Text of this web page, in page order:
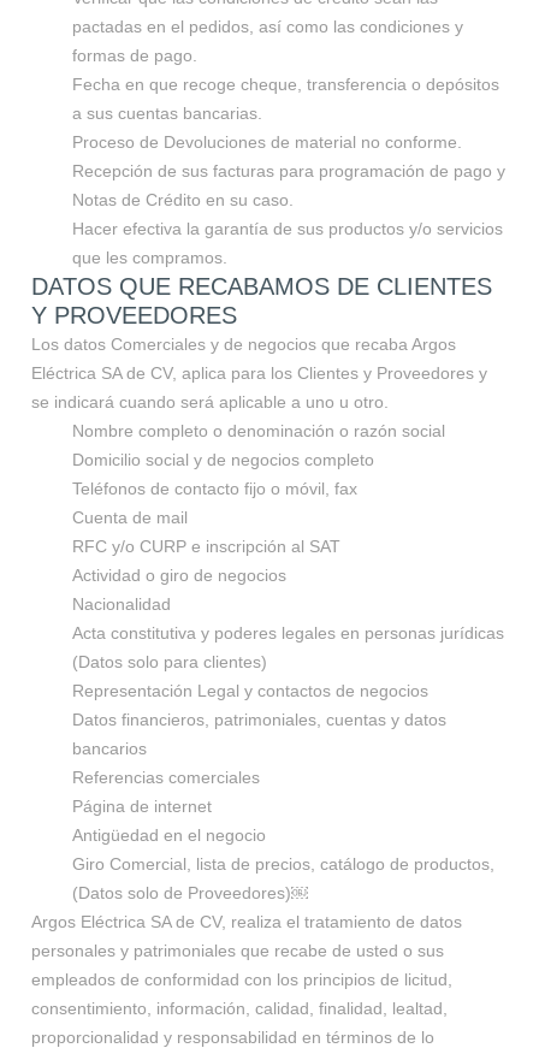
pactadas en el pedidos, así como las condiciones y
formas de pago.
Fecha en que recoge cheque, transferencia o depósitos
a sus cuentas bancarias.
Proceso de Devoluciones de material no conforme.
Recepción de sus facturas para programación de pago y
Notas de Crédito en su caso.
Hacer efectiva la garantía de sus productos y/o servicios
que les compramos.
DATOS QUE RECABAMOS DE CLIENTES
Y PROVEEDORES
Los datos Comerciales y de negocios que recaba Argos
Eléctrica SA de CV, aplica para los Clientes y Proveedores y
se indicará cuando será aplicable a uno u otro.
Nombre completo o denominación o razón social
Domicilio social y de negocios completo
Teléfonos de contacto fijo o móvil, fax
Cuenta de mail
RFC y/o CURP e inscripción al SAT
Actividad o giro de negocios
Nacionalidad
Acta constitutiva y poderes legales en personas jurídicas
(Datos solo para clientes)
Representación Legal y contactos de negocios
Datos financieros, patrimoniales, cuentas y datos
bancarios
Referencias comerciales
Página de internet
Antigüedad en el negocio
Giro Comercial, lista de precios, catálogo de productos,
(Datos solo de Proveedores)￼
Argos Eléctrica SA de CV, realiza el tratamiento de datos
personales y patrimoniales que recabe de usted o sus
empleados de conformidad con los principios de licitud,
consentimiento, información, calidad, finalidad, lealtad,
proporcionalidad y responsabilidad en términos de lo